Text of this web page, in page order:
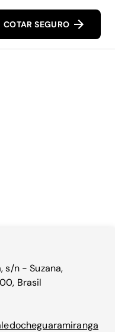
COTAR SEGURO
s/n - Suzana,
Brasil